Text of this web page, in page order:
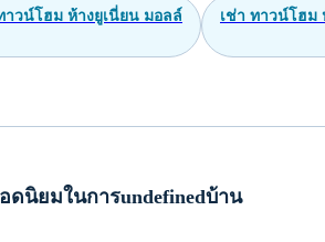
าวน์โฮม ห้างยูเนี่ยน มอลล์ เช่า ทาวน์โฮม
ดนิยมในการundefinedบ้าน